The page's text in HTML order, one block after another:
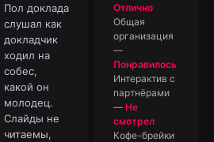
Пол доклада
слушал как
докладчик
ходил на
собес,
какой он
молодец.
Слайды не
читаемы,
Отлично
Общая
организация
—
Понравилось
Интерактив с
партнёрами
—Не
смотрел
Кофе-брейки